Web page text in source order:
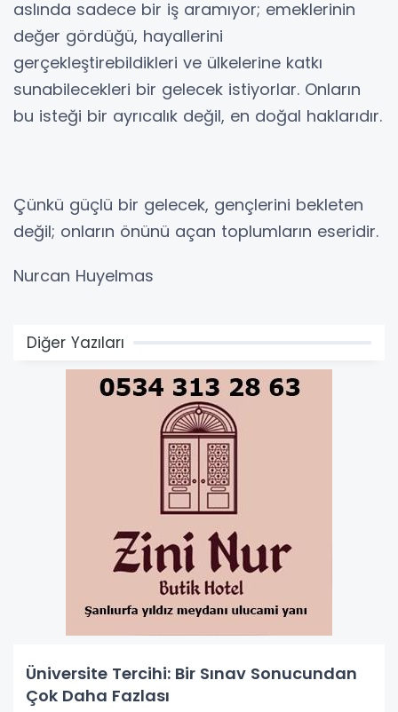
aslında sadece bir iş aramıyor; emeklerinin
değer gördüğü, hayallerini
gerçekleştirebildikleri ve ülkelerine katkı
sunabilecekleri bir gelecek istiyorlar. Onların
bu isteği bir ayrıcalık değil, en doğal haklarıdır.
Çünkü güçlü bir gelecek, gençlerini bekleten
değil; onların önünü açan toplumların eseridir.
Nurcan Huyelmas
Diğer Yazıları
Üniversite Tercihi: Bir Sınav Sonucundan
Çok Daha Fazlası